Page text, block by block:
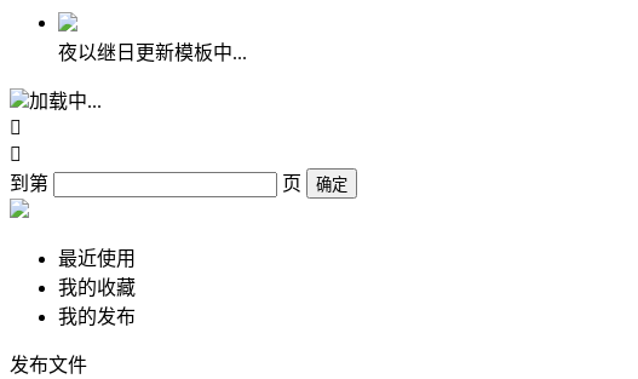
夜以继日更新模板中...
加载中...


到第
页 确定
最近使用
我的收藏
我的发布
发布文件